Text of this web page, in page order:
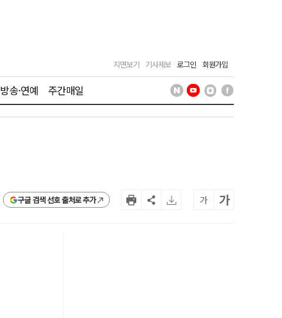
지면보기 기사제보 로그인 회원가입
방송·연예 주간매일
구글 검색 선호 출처로 추가 가 가